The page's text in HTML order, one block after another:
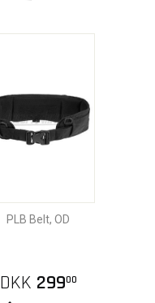
PLB Belt, OD
DKK 29900